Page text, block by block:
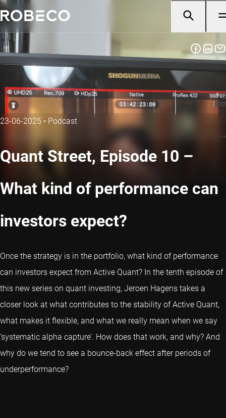
23-06-2025 • Podcast
Quant Street, Episode 10 –
What kind of performance can
investors expect?
Once the strategy is in the portfolio, what kind of performance
can investors expect from Active Quant? In the tenth episode of
this new series on quant investing, Jeroen Hagens takes a
closer look at what contributes to the stability of Active Quant,
what makes it flexible, and what we really mean when we say
‘systematic alpha capture’. How does that work, and why? And
why do we tend to see a bounce-back effect after periods of
underperformance?